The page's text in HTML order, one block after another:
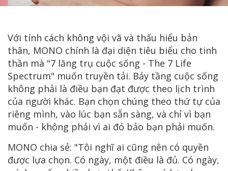
Với tính cách không vội vã và thấu hiểu bản
thân, MONO chính là đại diện tiêu biểu cho tinh
thần mà "7 lăng trụ cuộc sống - The 7 Life
Spectrum" muốn truyền tải. Bảy tầng cuộc sống
không phải là điều bạn đạt được theo lịch trình
của người khác. Bạn chọn chúng theo thứ tự của
riêng mình, vào lúc bạn sẵn sàng, và chỉ vì bạn
muốn - không phải vì ai đó bảo bạn phải muốn.
MONO chia sẻ: "Tôi nghĩ ai cũng nên có quyền
được lựa chọn. Có ngày, một điều là đủ. Có ngày,